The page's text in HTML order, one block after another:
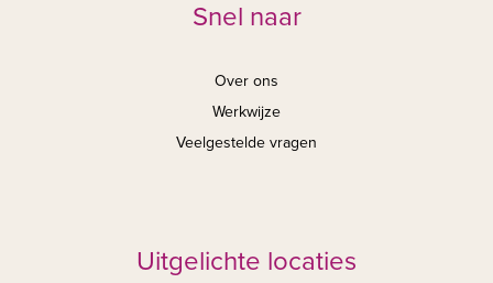
Snel naar
Over ons
Werkwijze
Veelgestelde vragen
Uitgelichte locaties